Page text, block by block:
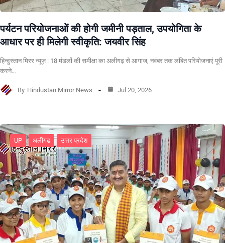
पर्यटन परियोजनाओं की होगी जमीनी पड़ताल, उपयोगिता के
आधार पर ही मिलेगी स्वीकृति: जयवीर सिंह
हिन्दुस्तान मिरर न्यूज़ : 18 मंडलों की समीक्षा का अलीगढ़ से आगाज, नवंबर तक लंबित परियोजनाएं पूरी
करने…
By Hindustan Mirror News Jul 20, 2026
UP अलीगढ उत्तर प्रदेश